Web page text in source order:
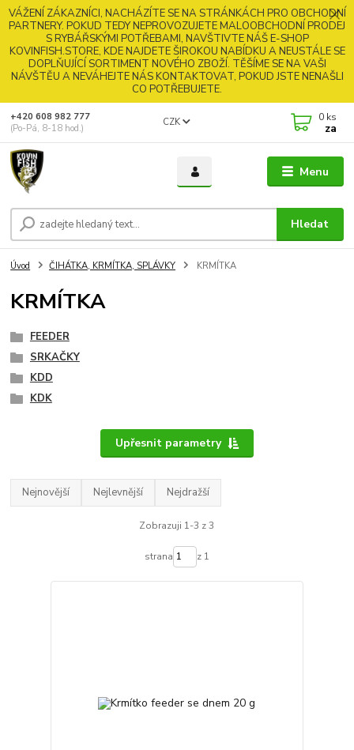
VÁŽENÍ ZÁKAZNÍCI, NACHÁZÍTE SE NA STRÁNKÁCH PRO OBCHODNÍ
PARTNERY. POKUD TEDY NEPROVOZUJETE MALOOBCHODNÍ PRODEJ
S RYBÁŘSKÝMI POTŘEBAMI, NAVŠTIVTE NÁŠ E-SHOP
KOVINFISH.STORE, KDE NAJDETE ŠIROKOU NABÍDKU A NEUSTÁLE SE
DOPLŇUJÍCÍ SORTIMENT NOVÉHO ZBOŽÍ. TĚŠÍME SE NA VAŠI
NÁVŠTĚU A NEVÁHEJTE NÁS KONTAKTOVAT, POKUD JSTE NENAŠLI
CO POTŘEBUJETE.
Menu
CZK
Hledat
+420 608 982 777
(Po-Pá, 8-18 hod.)
0 ks
za
Úvod ČIHÁTKA, KRMÍTKA, SPLÁVKY KRMÍTKA
KRMÍTKA
FEEDER
SRKAČKY
KDD
KDK
Upřesnit parametry
Nejnovější Nejlevnější Nejdražší
Zobrazuji 1-3 z 3
strana z 1